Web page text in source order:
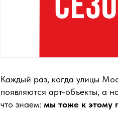
Каждый раз, когда улицы
появляются арт-объекты, а
что знаем: мы тоже к этому